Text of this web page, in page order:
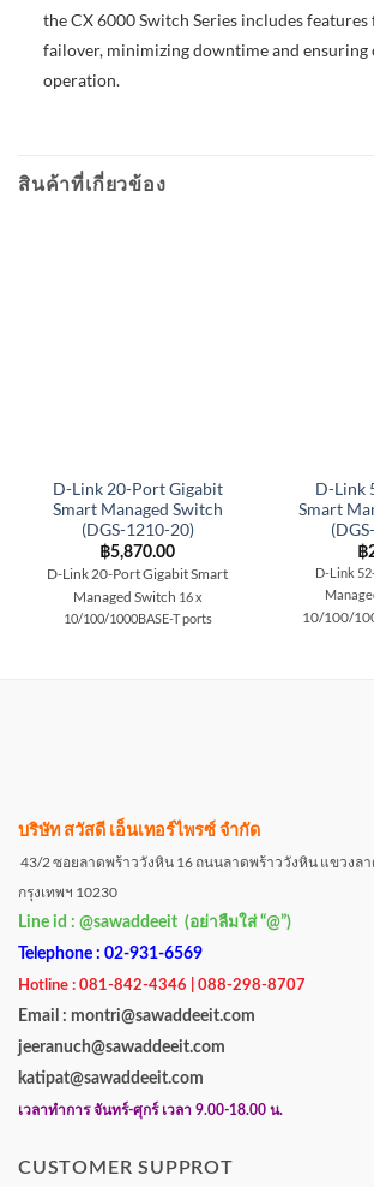
the CX 6000 Switch Series includes
failover, minimizing downtime and ensuring
operation.
สินค้าที่เกี่ยวข้อง
D-Link 20-Port Gigabit
Smart Managed Switch
(DGS-1210-20)
฿5,870.00
D-Link 20-Port Gigabit Smart
Managed Switch 16 x
10/100/1000BASE-T ports
D-Link
Smart
฿
D-Link
10/100/
บริษัท สวัสดี เอ็นเทอร์ไพรซ์ จำกัด
43/2 ซอยลาดพร้าววังหิน 16 ถนนลาดพร้าววังหิน แขวงล
กรุงเทพฯ 10230
Line id : @sawaddeeit (อย่าลืมใส่ “@”)
Telephone : 02-931-6569
Hotline : 081-842-4346 | 088-298-8707
Email : montri@sawaddeeit.com
jeeranuch@sawaddeeit.com
katipat@sawaddeeit.com
เวลาทำการ จันทร์-ศุกร์ เวลา 9.00-18.00 น.
CUSTOMER SUPPROT